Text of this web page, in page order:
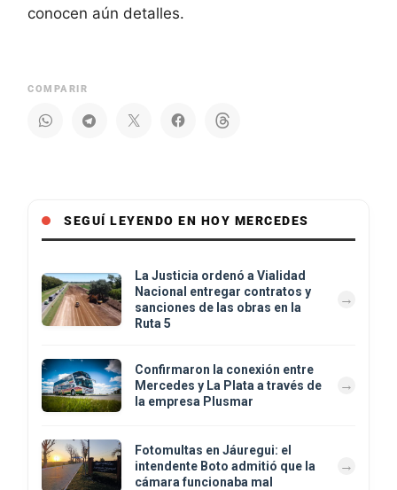
conocen aún detalles.
COMPARIR
SEGUÍ LEYENDO EN HOY MERCEDES
La Justicia ordenó a Vialidad
Nacional entregar contratos y
sanciones de las obras en la
Ruta 5
Confirmaron la conexión entre
Mercedes y La Plata a través de
la empresa Plusmar
Fotomultas en Jáuregui: el
intendente Boto admitió que la
cámara funcionaba mal